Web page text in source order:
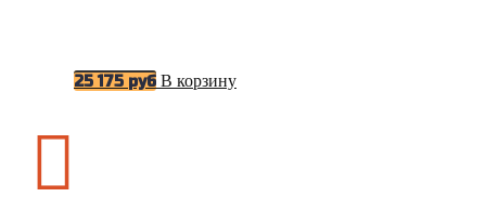
25 175 руб В корзину
